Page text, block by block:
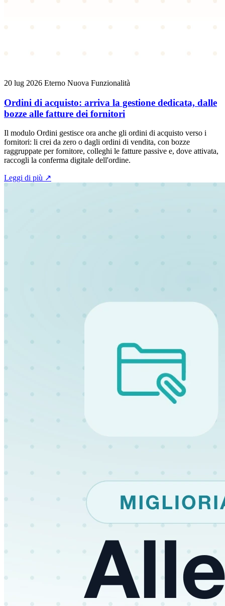
20 lug 2026 Eterno Nuova Funzionalità
Ordini di acquisto: arriva la gestione dedicata, dalle
bozze alle fatture dei fornitori
Il modulo Ordini gestisce ora anche gli ordini di acquisto verso i
fornitori: li crei da zero o dagli ordini di vendita, con bozze
raggruppate per fornitore, colleghi le fatture passive e, dove attivata,
raccogli la conferma digitale dell'ordine.
Leggi di più ↗